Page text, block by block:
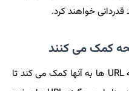
خواهند کرد.
گوگل به صراحت اعلام کرده است که URL ها به آنها کمک می کند تا